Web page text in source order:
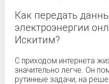
Как передать
электроэнергии
Искитим?
С приходом интернета
значительно легче. Он
рутинные задачи, на